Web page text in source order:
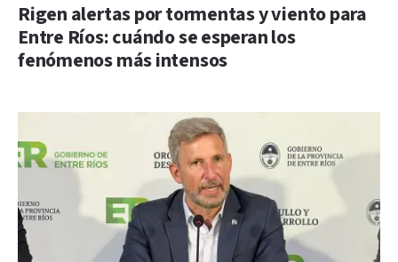
Rigen alertas por tormentas y viento para
Entre Ríos: cuándo se esperan los
fenómenos más intensos